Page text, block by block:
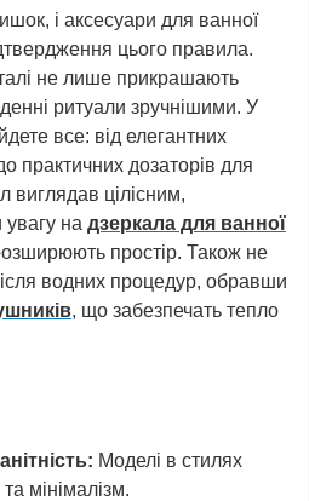
і аксесуари для ванної
цього правила.
не лише прикрашають
ритуали зручнішими. У
все: від елегантних
практичних дозаторів для
цілісним,
на дзеркала для ванної
простір. Також не
водних процедур, обравши
, що забезпечать тепло
Моделі в стилях
мінімалізм.